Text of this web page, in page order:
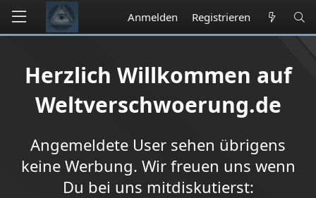
Anmelden Registrieren
Herzlich Willkommen auf
Weltverschwoerung.de
Angemeldete User sehen übrigens
keine Werbung. Wir freuen uns wenn
Du bei uns mitdiskutierst: